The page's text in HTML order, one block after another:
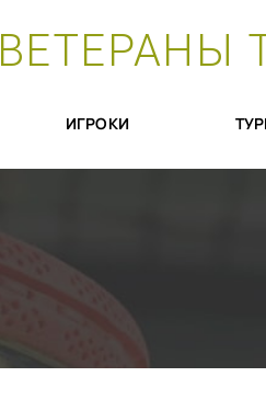
ВЕТЕРАНЫ
ИГРОКИ